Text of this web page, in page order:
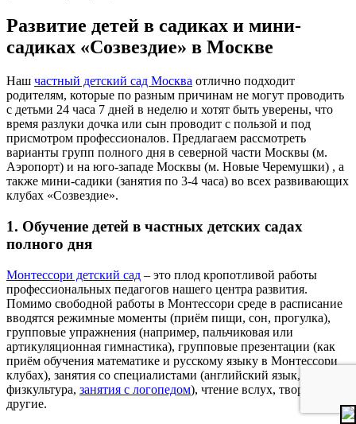
Развитие детей в садиках и мини-
садиках «Созвездие» в Москве
Наш частный детский сад Москва отлично подходит
родителям, которые по разным причинам не могут проводить
с детьми 24 часа 7 дней в неделю и хотят быть уверены, что
время разлуки дочка или сын проводит с пользой и под
присмотром профессионалов. Предлагаем рассмотреть
варианты групп полного дня в северной части Москвы (м.
Аэропорт) и на юго-западе Москвы (м. Новые Черемушки) , а
также мини-садики (занятия по 3-4 часа) во всех развивающих
клубах «Созвездие».
1. Обучение детей в частных детских садах
полного дня
Монтессори детский сад – это плод кропотливой работы
профессиональных педагогов нашего центра развития.
Помимо свободной работы в Монтессори среде в расписание
вводятся режимные моменты (приём пищи, сон, прогулка),
групповые упражнения (например, пальчиковая или
артикуляционная гимнастика), групповые презентации (как
приём обучения математике и русскому языку в Монтессори
клубах), занятия со специалистами (английский язык, музыка,
физкультура, занятия с логопедом), чтение вслух, творчество и
другие.